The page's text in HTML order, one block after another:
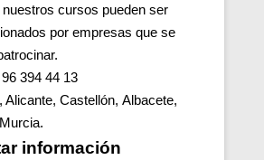
nuestros cursos pueden ser
por empresas que se
394 44 13
Alicante, Castellón, Albacete,
información